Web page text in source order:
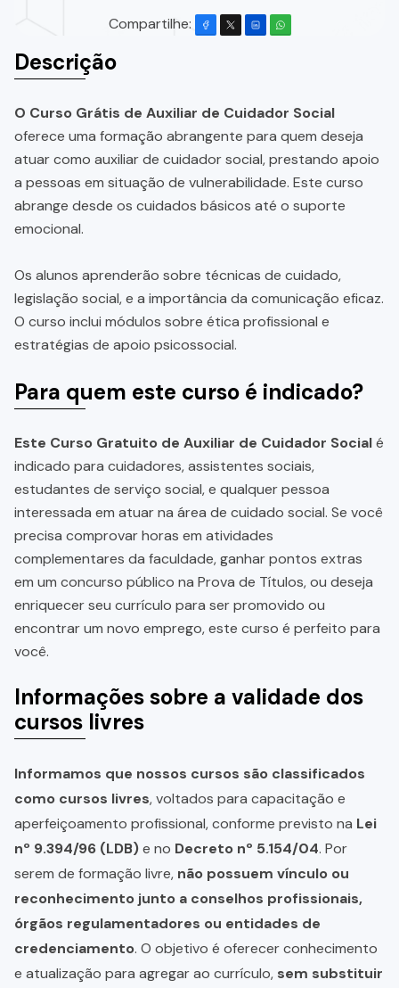
Compartilhe:
Descrição
O Curso Grátis de Auxiliar de Cuidador Social
oferece uma formação abrangente para quem deseja
atuar como auxiliar de cuidador social, prestando apoio
a pessoas em situação de vulnerabilidade. Este curso
abrange desde os cuidados básicos até o suporte
emocional.
Os alunos aprenderão sobre técnicas de cuidado,
legislação social, e a importância da comunicação eficaz.
O curso inclui módulos sobre ética profissional e
estratégias de apoio psicossocial.
Para quem este curso é indicado?
Este Curso Gratuito de Auxiliar de Cuidador Socialé
indicado para cuidadores, assistentes sociais,
estudantes de serviço social, e qualquer pessoa
interessada em atuar na área de cuidado social. Se você
precisa comprovar horas em atividades
complementares da faculdade, ganhar pontos extras
em um concurso público na Prova de Títulos, ou deseja
enriquecer seu currículo para ser promovido ou
encontrar um novo emprego, este curso é perfeito para
você.
Informações sobre a validade dos
cursos livres
Informamos que nossos cursos são classificados
como cursos livres, voltados para capacitação e
aperfeiçoamento profissional, conforme previsto na Lei
nº 9.394/96 (LDB)e no Decreto nº 5.154/04. Por
serem de formação livre, não possuem vínculo ou
reconhecimento junto a conselhos profissionais,
órgãos regulamentadores ou entidades de
credenciamento. O objetivo é oferecer conhecimento
e atualização para agregar ao currículo, sem substituir